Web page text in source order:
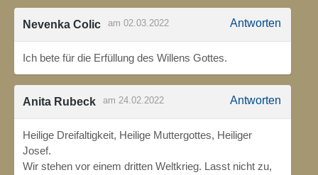
Nevenka Colic am 02.03.2022 Antworten
Ich bete für die Erfüllung des Willens Gottes.
Anita Rubeck am 24.02.2022 Antworten
Heilige Dreifaltigkeit, Heilige Muttergottes, Heiliger
Josef.
Wir stehen vor einem dritten Weltkrieg. Lasst nicht zu,